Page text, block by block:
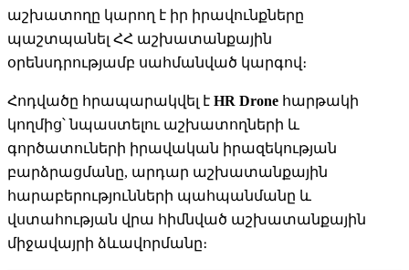
աշխատողը կարող է իր իրավունքները
պաշտպանել ՀՀ աշխատանքային
օրենսդրությամբ սահմանված կարգով։
Հոդվածը հրապարակվել է HR Drone հարթակի
կողմից՝ նպաստելու աշխատողների և
գործատուների իրավական իրազեկության
բարձրացմանը, արդար աշխատանքային
հարաբերությունների պահպանմանը և
վստահության վրա հիմնված աշխատանքային
միջավայրի ձևավորմանը։